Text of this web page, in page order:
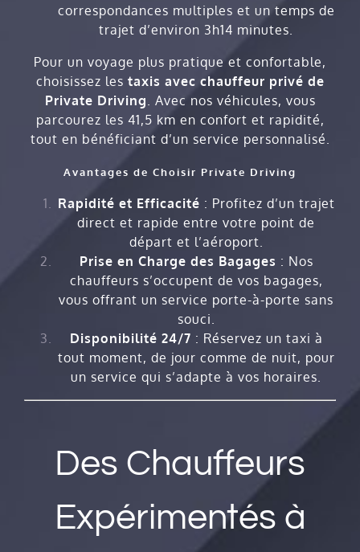
correspondances multiples et un temps de
trajet d’environ 3h14 minutes.
Pour un voyage plus pratique et confortable,
choisissez les taxis avec chauffeur privé de
Private Driving. Avec nos véhicules, vous
parcourez les 41,5 km en confort et rapidité,
tout en bénéficiant d’un service personnalisé.
Avantages de Choisir Private Driving
Rapidité et Efficacité : Profitez d’un trajet
direct et rapide entre votre point de
départ et l’aéroport.
Prise en Charge des Bagages : Nos
chauffeurs s’occupent de vos bagages,
vous offrant un service porte-à-porte sans
souci.
Disponibilité 24/7 : Réservez un taxi à
tout moment, de jour comme de nuit, pour
un service qui s’adapte à vos horaires.
Des Chauffeurs
Expérimentés à